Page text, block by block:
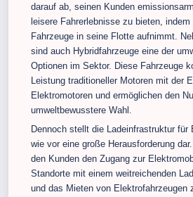
darauf ab, seinen Kunden
leisere Fahrerlebnisse zu bieten,
Fahrzeuge in seine Flotte aufnimmt.
sind auch Hybridfahrzeuge eine der
Optionen im Sektor. Diese Fahrzeuge
Leistung traditioneller Motoren mit der
Elektromotoren und ermöglichen den
umweltbewusstere Wahl.
Dennoch stellt die Ladeinfrastruktur für
wie vor eine große Herausforderung
den Kunden den Zugang zur
Standorte mit einem weitreichenden
und das Mieten von Elektrofahrzeugen